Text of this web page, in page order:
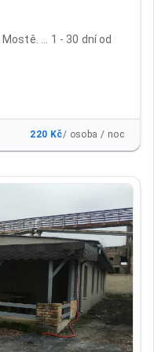
... 1 - 30 dní od
220 Kč/ osoba / noc